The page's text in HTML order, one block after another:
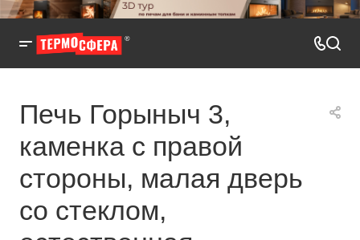
Печь Горыныч 3,
каменка с правой
стороны, малая дверь
со стеклом,